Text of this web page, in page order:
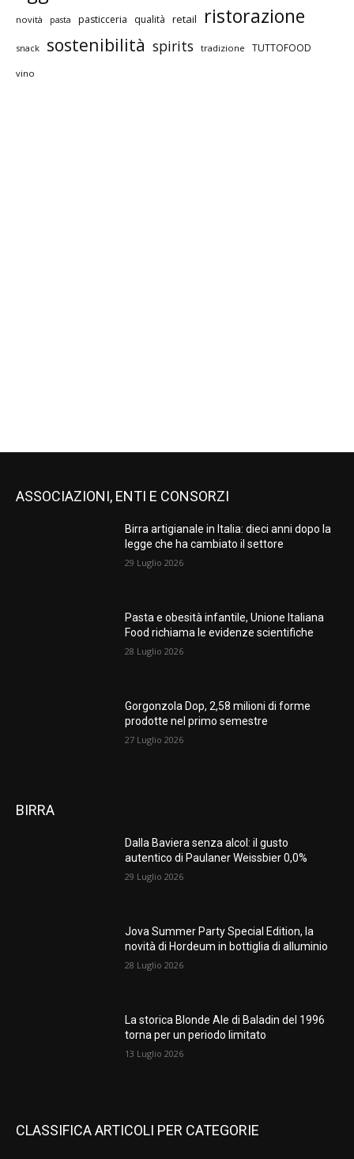
novità pasta pasticceria qualità retail ristorazione
snack sostenibilità spirits tradizione TUTTOFOOD
vino
ASSOCIAZIONI, ENTI E CONSORZI
Birra artigianale in Italia: dieci anni dopo la
legge che ha cambiato il settore
29 Luglio 2026
Pasta e obesità infantile, Unione Italiana
Food richiama le evidenze scientifiche
28 Luglio 2026
Gorgonzola Dop, 2,58 milioni di forme
prodotte nel primo semestre
27 Luglio 2026
BIRRA
Dalla Baviera senza alcol: il gusto
autentico di Paulaner Weissbier 0,0%
29 Luglio 2026
Jova Summer Party Special Edition, la
novità di Hordeum in bottiglia di alluminio
28 Luglio 2026
La storica Blonde Ale di Baladin del 1996
torna per un periodo limitato
13 Luglio 2026
CLASSIFICA ARTICOLI PER CATEGORIE